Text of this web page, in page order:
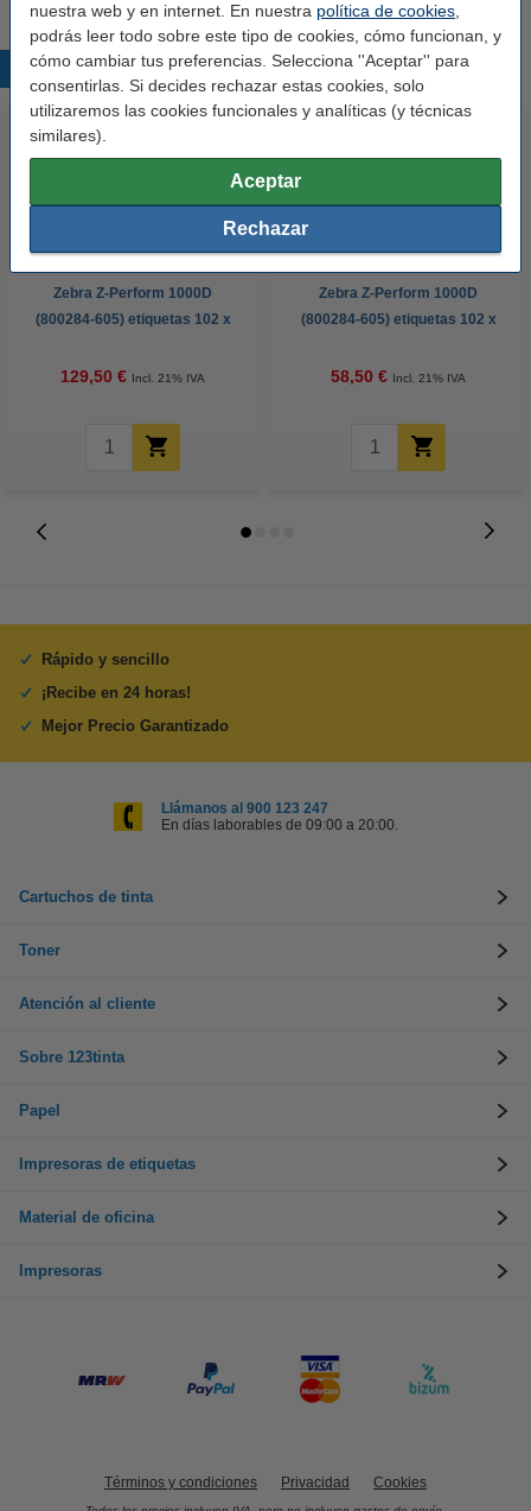
nuestra web y en internet. En nuestra política de cookies
podrás leer todo sobre este tipo de cookies, cómo funcionan, y
cómo cambiar tus preferencias. Selecciona ''Aceptar'' para
consentirlas. Si decides rechazar estas cookies, solo
utilizaremos las cookies funcionales y analíticas (y técnicas
similares).
Aceptar
Rechazar
Productos destacados
Zebra Z-Perform 1000D
(800284-605) etiquetas 102 x
123tinta)
129,50 € Incl. 21% IVA
Zebra Z-Perform 1000D
(800284-605) etiquetas 102 x
123tinta) | Pack 5 uds
58,50 € Incl. 21% IVA
Rápido y sencillo
¡Recibe en 24 horas!
Mejor Precio Garantizado
Llámanos al 900 123 247
En días laborables de 09:00 a 20:00.
Cartuchos de tinta
Toner
Atención al cliente
Sobre 123tinta
Papel
Impresoras de etiquetas
Material de oficina
Impresoras
Términos y condiciones Privacidad Cookies